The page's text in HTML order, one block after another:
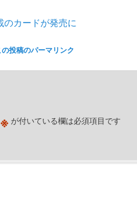
のカードが発売に
の投稿のパーマリンク
※が付いている欄は必須項目です